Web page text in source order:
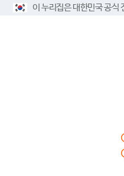
이 누리집은 대한민국 공식